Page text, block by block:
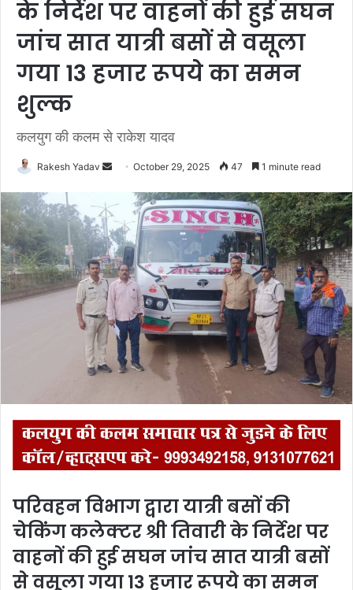
के निर्देश पर वाहनों की हुई सघन
जांच सात यात्री बसों से वसूला
गया 13 हजार रूपये का समन
शुल्क
कलयुग की कलम से राकेश यादव
Rakesh Yadav
n
d
a
n
e
m
a
October 29, 2025 47 1 minute read
परिवहन विभाग द्वारा यात्री बसों की
चेकिंग कलेक्‍टर श्री तिवारी के निर्देश पर
वाहनों की हुई सघन जांच सात यात्री बसों
से वसूला गया 13 हजार रूपये का समन